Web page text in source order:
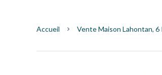
Accueil Vente Maison Lahontan, 6